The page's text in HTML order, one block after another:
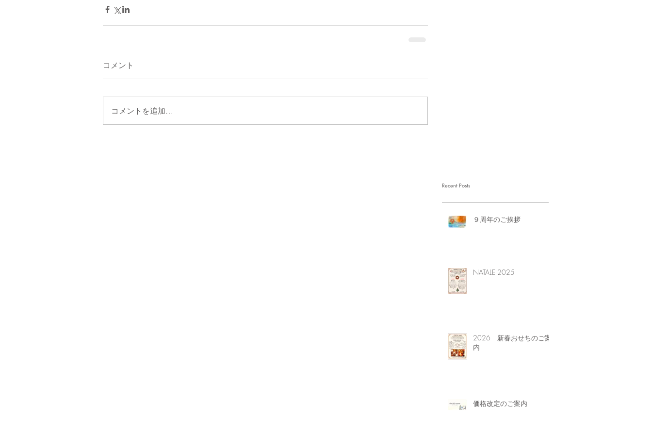
コメント
コメントを追加…
Recent Posts
９周年のご挨拶
NATALE 2025
2026 新春おせちのご案
内
価格改定のご案内